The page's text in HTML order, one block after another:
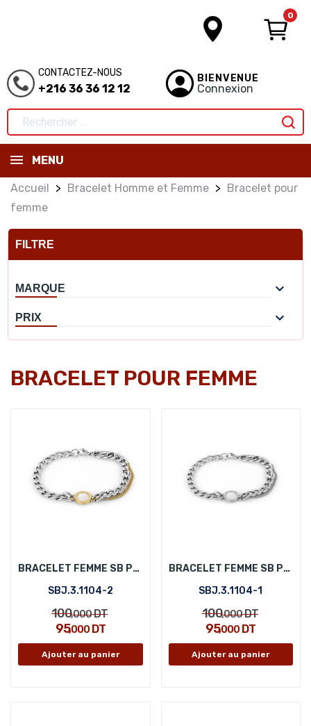
0
CONTACTEZ-NOUS
+216 36 36 12 12
BIENVENUE
Connexion
MENU
Accueil Bracelet Homme et Femme
Bracelet pour
femme
FILTRE
MARQUE 
PRIX 
BRACELET POUR FEMME
BRACELET FEMME SB POLO SBJ.3.1104-2
SBJ.3.1104-2
100,000DT
95,000DT
Ajouter au panier
BRACELET FEMME SB POLO SBJ.3.1104-1
SBJ.3.1104-1
100,000DT
95,000 DT
Ajouter au panier